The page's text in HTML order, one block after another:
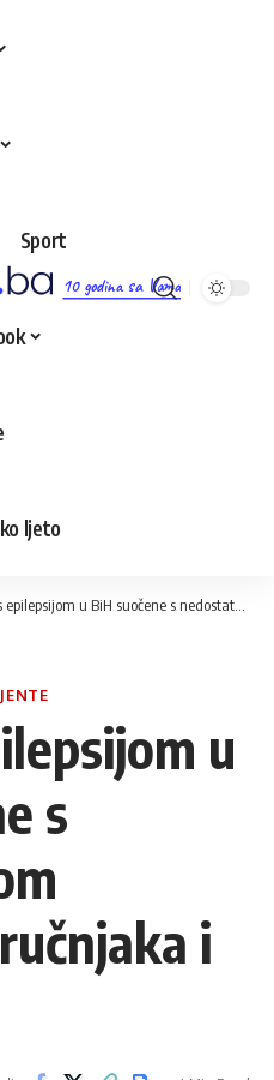
10 godina sa Vama
Sport
ljeto
u BiH suočene s nedostatkom lijekova, stručnjaka i podrške
u
s
i